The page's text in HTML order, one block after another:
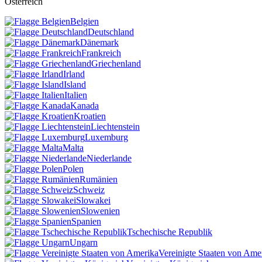
Belgien
Deutschland
Dänemark
Frankreich
Griechenland
Irland
Island
Italien
Kanada
Kroatien
Liechtenstein
Luxemburg
Malta
Niederlande
Polen
Rumänien
Schweiz
Slowakei
Slowenien
Spanien
Tschechische Republik
Ungarn
Vereinigte Staaten von